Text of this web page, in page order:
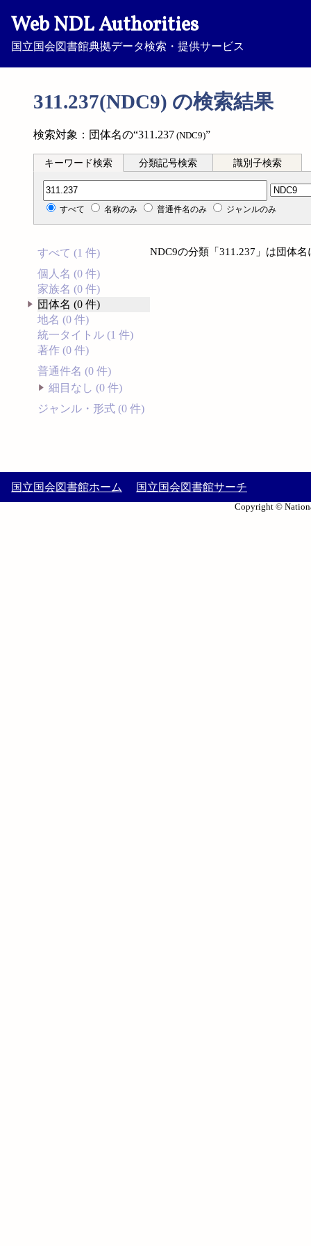
Web NDL Authorities
国立国会図書館典拠データ検索・提供サービス
311.237(NDC9) の検索結果
検索対象：団体名の“311.237 (NDC9)”
キーワード検索 分類記号検索 識別子検索
分類記号検索
すべて 名称のみ 普通件名のみ ジャンルのみ
すべて (1 件)
個人名 (0 件)
家族名 (0 件)
団体名 (0 件)
地名 (0 件)
統一タイトル (1 件)
著作 (0 件)
普通件名 (0 件)
細目なし (0 件)
ジャンル・形式 (0 件)
NDC9の分類「311.237」は団体
国立国会図書館ホーム 国立国会図書館サーチ
Copyright ©